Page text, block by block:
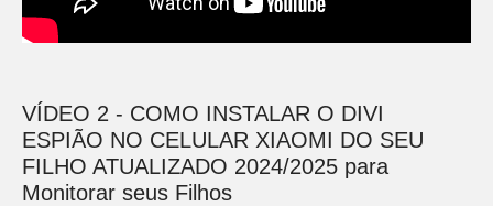
VÍDEO 2 - COMO INSTALAR O DIVI
ESPIÃO NO CELULAR XIAOMI DO SEU
FILHO ATUALIZADO 2024/2025 para
Monitorar seus Filhos